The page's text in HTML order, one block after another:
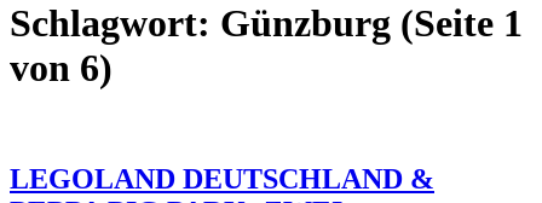
Schlagwort: Günzburg (Seite 1
von 6)
LEGOLAND DEUTSCHLAND &